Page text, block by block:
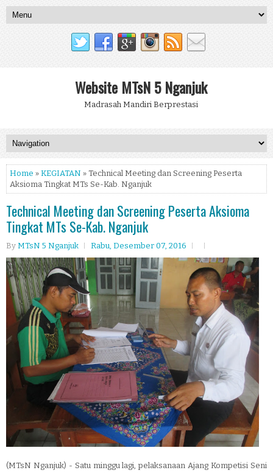
Website MTsN 5 Nganjuk
Madrasah Mandiri Berprestasi
Home » KEGIATAN » Technical Meeting dan Screening Peserta
Aksioma Tingkat MTs Se-Kab. Nganjuk
Technical Meeting dan Screening Peserta Aksioma
Tingkat MTs Se-Kab. Nganjuk
By MTsN 5 Nganjuk Rabu, Desember 07, 2016
(MTsN Nganjuk) - Satu minggu lagi, pelaksanaan Ajang Kompetisi Seni